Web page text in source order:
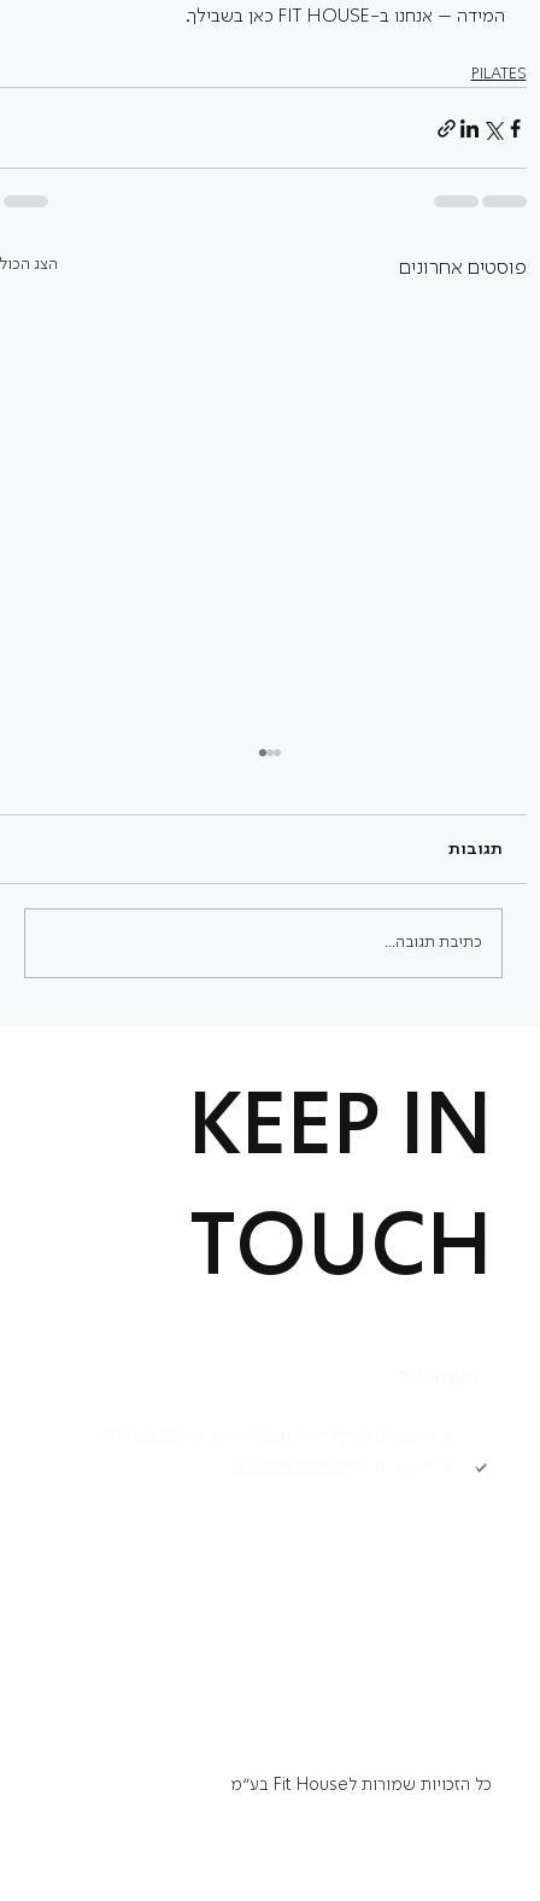
המידה – אנחנו ב-FIT HOUSE כאן בשבילך.
PILATES
פוסטים אחרונים הצג הכול
תגובות
כתיבת תגובה...
KEEP IN
TOUCH
כל הזכויות שמורות לFit House בע״מ
Academy תקנון